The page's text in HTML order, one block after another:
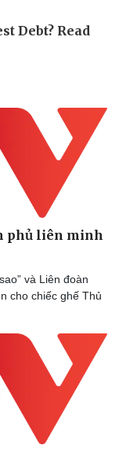
nghệ
số
phủ liên minh
và Liên đoàn
cho chiếc ghế Thủ